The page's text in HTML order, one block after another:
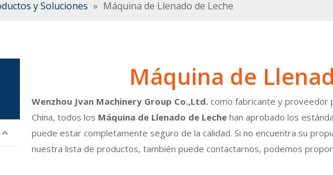
y Soluciones » Máquina de Llenado de Leche
Máquina de
Wenzhou Jvan Machinery Group Co.,Ltd. como fabricante y proveedor
China, todos los Máquina de Llenado de Leche han aprobado los
puede estar completamente seguro de la calidad. Si no encuentra su
nuestra lista de productos, también puede contactarnos, podemos